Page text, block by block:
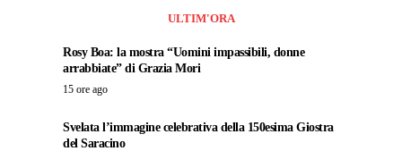
ULTIM'ORA
Rosy Boa: la mostra “Uomini impassibili, donne
arrabbiate” di Grazia Mori
15 ore ago
Svelata l’immagine celebrativa della 150esima Giostra
del Saracino